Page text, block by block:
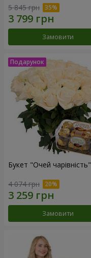
5 845 грн
Замовити
Букет "Очей чарівність"
4 074 грн
Замовити